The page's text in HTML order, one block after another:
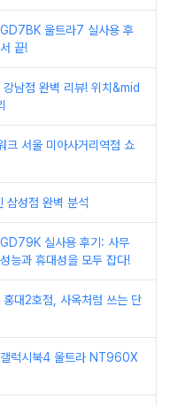
울트라7 실사용 후
끝!
남점 완벽 리뷰! 위치&mid
크 서울 미아사거리역점 쇼
삼성점 완벽 분석
실사용 후기: 사무
능과 휴대성을 모두 잡다!
대2호점, 사옥처럼 쓰는 단
럭시북4 울트라 NT960X